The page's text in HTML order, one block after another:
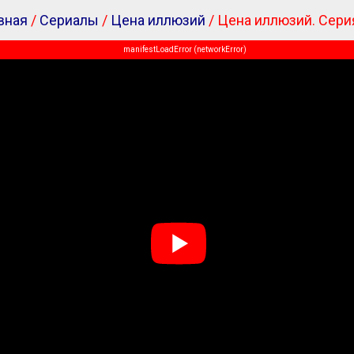
/ Сериалы / Цена иллюзий / Цена иллюзий.
manifestLoadError (networkError)